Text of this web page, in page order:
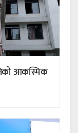
आकस्मिक